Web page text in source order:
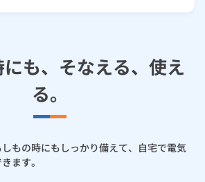
も、そなえる、使え
る。
もの時にもしっかり備えて、自宅で電気
ます。